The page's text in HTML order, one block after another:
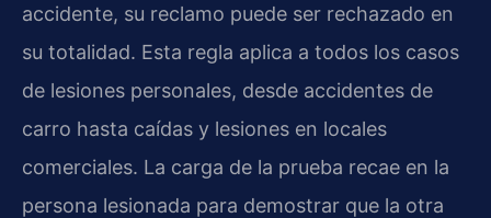
accidente, su reclamo puede ser rechazado en
su totalidad. Esta regla aplica a todos los casos
de lesiones personales, desde accidentes de
carro hasta caídas y lesiones en locales
comerciales. La carga de la prueba recae en la
persona lesionada para demostrar que la otra